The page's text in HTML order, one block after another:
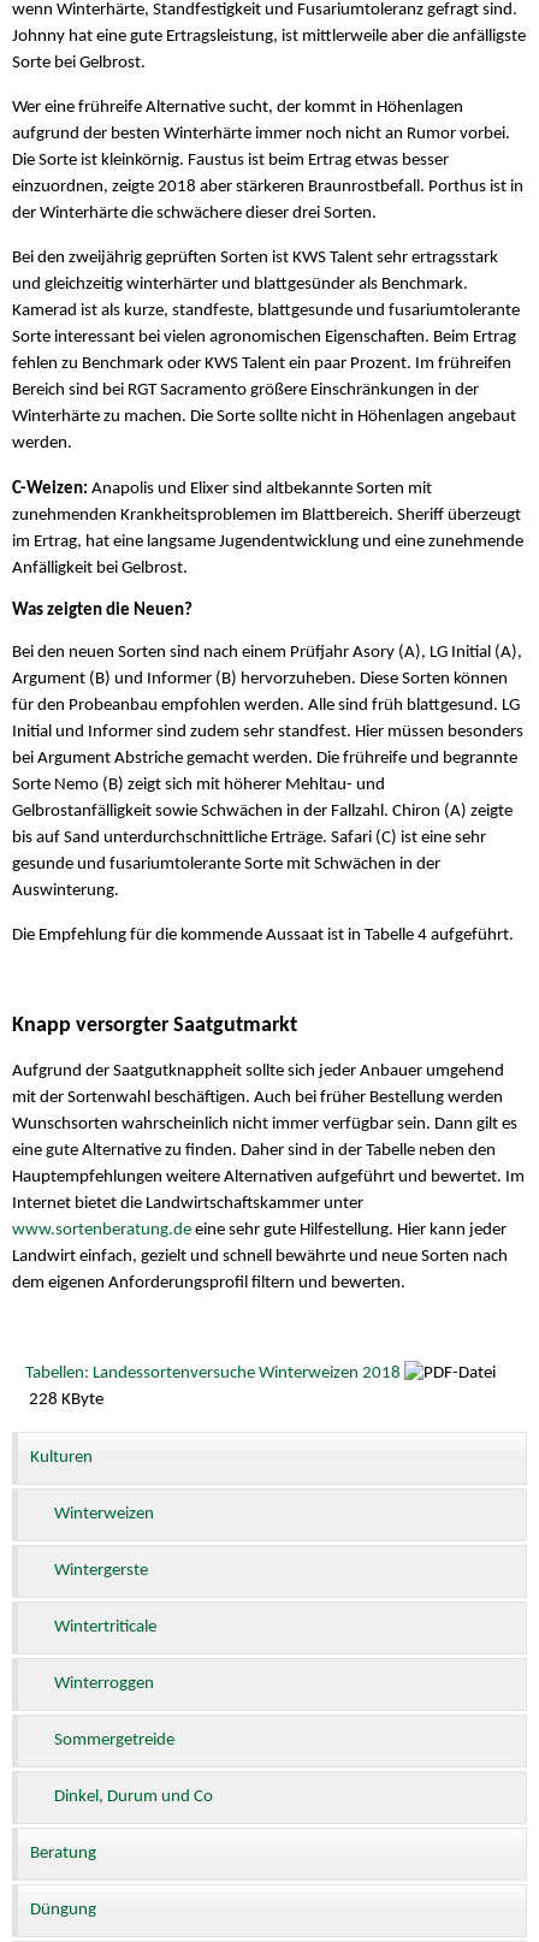
wenn Winterhärte, Standfestigkeit und Fusariumtoleranz gefragt sind.
Johnny hat eine gute Ertragsleistung, ist mittlerweile aber die anfälligste
Sorte bei Gelbrost.
Wer eine frühreife Alternative sucht, der kommt in Höhenlagen
aufgrund der besten Winterhärte immer noch nicht an Rumor vorbei.
Die Sorte ist kleinkörnig. Faustus ist beim Ertrag etwas besser
einzuordnen, zeigte 2018 aber stärkeren Braunrostbefall. Porthus ist in
der Winterhärte die schwächere dieser drei Sorten.
Bei den zweijährig geprüften Sorten ist KWS Talent sehr ertragsstark
und gleichzeitig winterhärter und blattgesünder als Benchmark.
Kamerad ist als kurze, standfeste, blattgesunde und fusariumtolerante
Sorte interessant bei vielen agronomischen Eigenschaften. Beim Ertrag
fehlen zu Benchmark oder KWS Talent ein paar Prozent. Im frühreifen
Bereich sind bei RGT Sacramento größere Einschränkungen in der
Winterhärte zu machen. Die Sorte sollte nicht in Höhenlagen angebaut
werden.
C-Weizen: Anapolis und Elixer sind altbekannte Sorten mit
zunehmenden Krankheitsproblemen im Blattbereich. Sheriff überzeugt
im Ertrag, hat eine langsame Jugendentwicklung und eine zunehmende
Anfälligkeit bei Gelbrost.
Was zeigten die Neuen?
Bei den neuen Sorten sind nach einem Prüfjahr Asory (A), LG Initial (A),
Argument (B) und Informer (B) hervorzuheben. Diese Sorten können
für den Probeanbau empfohlen werden. Alle sind früh blattgesund. LG
Initial und Informer sind zudem sehr standfest. Hier müssen besonders
bei Argument Abstriche gemacht werden. Die frühreife und begrannte
Sorte Nemo (B) zeigt sich mit höherer Mehltau- und
Gelbrostanfälligkeit sowie Schwächen in der Fallzahl. Chiron (A) zeigte
bis auf Sand unterdurchschnittliche Erträge. Safari (C) ist eine sehr
gesunde und fusariumtolerante Sorte mit Schwächen in der
Auswinterung.
Die Empfehlung für die kommende Aussaat ist in Tabelle 4 aufgeführt.
Knapp versorgter Saatgutmarkt
Aufgrund der Saatgutknappheit sollte sich jeder Anbauer umgehend
mit der Sortenwahl beschäftigen. Auch bei früher Bestellung werden
Wunschsorten wahrscheinlich nicht immer verfügbar sein. Dann gilt es
eine gute Alternative zu finden. Daher sind in der Tabelle neben den
Hauptempfehlungen weitere Alternativen aufgeführt und bewertet. Im
Internet bietet die Landwirtschaftskammer unter
www.sortenberatung.de eine sehr gute Hilfestellung. Hier kann jeder
Landwirt einfach, gezielt und schnell bewährte und neue Sorten nach
dem eigenen Anforderungsprofil filtern und bewerten.
Tabellen: Landessortenversuche Winterweizen 2018
228 KByte
Kulturen
Winterweizen
Wintergerste
Wintertriticale
Winterroggen
Sommergetreide
Dinkel, Durum und Co
Beratung
Düngung